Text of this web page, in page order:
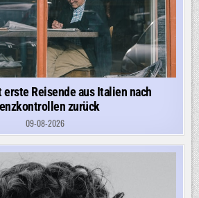
erste Reisende aus Italien nach
zurück
09-08-2026